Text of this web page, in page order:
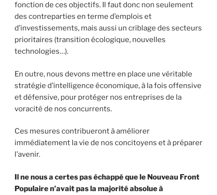
fonction de ces objectifs. Il faut donc non seulement
des contreparties en terme d’emplois et
d’investissements, mais aussi un criblage des secteurs
prioritaires (transition écologique, nouvelles
technologies…).
En outre, nous devons mettre en place une véritable
stratégie d’intelligence économique, à la fois offensive
et défensive, pour protéger nos entreprises de la
voracité de nos concurrents.
Ces mesures contribueront à améliorer
immédiatement la vie de nos concitoyens et à préparer
l’avenir.
Il ne nous a certes pas échappé que le Nouveau Front
Populaire n’avait pas la majorité absolue à